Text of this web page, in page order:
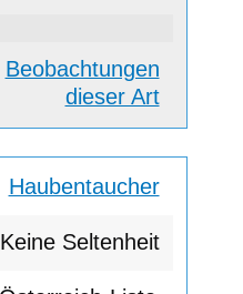
Beobachtungen
dieser Art
Haubentaucher
Keine Seltenheit